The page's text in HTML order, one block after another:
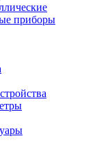
приборы